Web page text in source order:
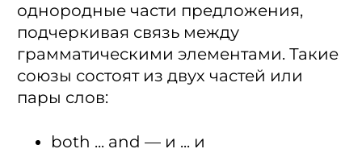
однородные части предложения,
подчеркивая связь между
грамматическими элементами. Такие
союзы состоят из двух частей или
пары слов:
both ... and — и ... и